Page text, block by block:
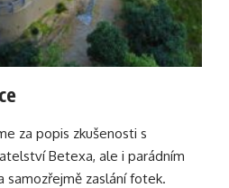
za popis zkušenosti s
Betexa, ale i parádním
zaslání fotek.